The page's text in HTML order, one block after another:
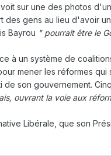
sur une des photos
gens au lieu d'avoir
Bayrou " pourrait être le
à un système de
mener les réformes qui
son gouvernement.
ouvrant la voie aux
Libérale, que son